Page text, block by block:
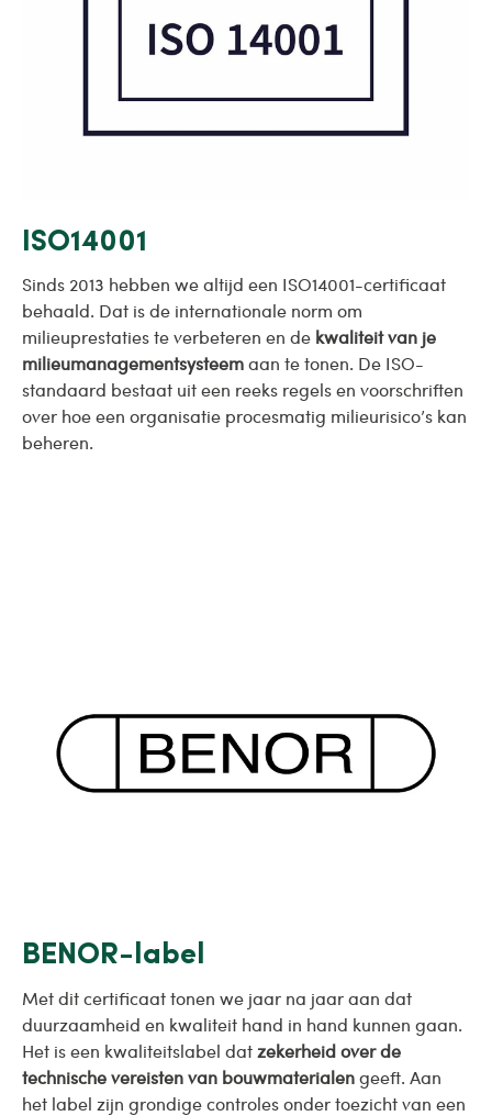
ISO14001
Sinds 2013 hebben we altijd een ISO14001-certificaat
behaald. Dat is de internationale norm om
milieuprestaties te verbeteren en de kwaliteit van je
milieumanagementsysteemaan te tonen. De ISO-
standaard bestaat uit een reeks regels en voorschriften
over hoe een organisatie procesmatig milieurisico’s kan
beheren.
BENOR-label
Met dit certificaat tonen we jaar na jaar aan dat
duurzaamheid en kwaliteit hand in hand kunnen gaan.
Het is een kwaliteitslabel datzekerheid over de
technische vereisten van bouwmaterialengeeft. Aan
het label zijn grondige controles onder toezicht van een